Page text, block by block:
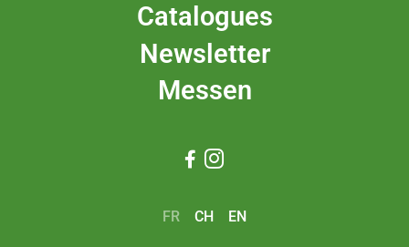
Catalogues
Newsletter
Messen
 
FR CH EN